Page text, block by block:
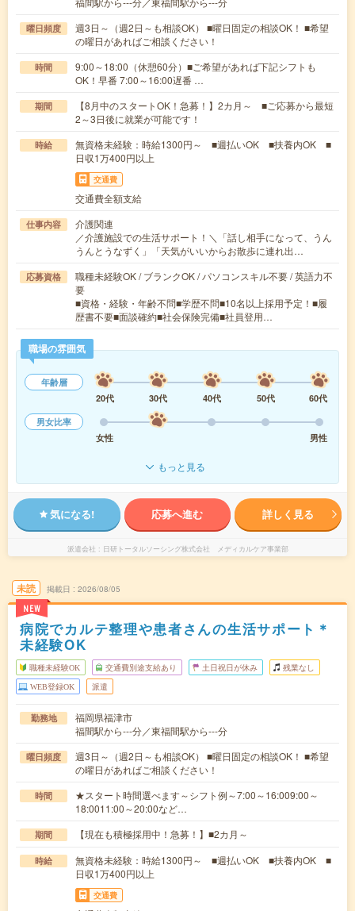
曜日頻度
週3日～（週2日～も相談OK） ■曜日固定の相談OK！ ■希望
の曜日があればご相談ください！
時間
9:00～18:00（休憩60分）■ご希望があれば下記シフトも
OK！早番 7:00～16:00遅番 …
期間
【8月中のスタートOK！急募！】2カ月～ ■ご応募から最短
2～3日後に就業が可能です！
時給
無資格未経験：時給1300円～ ■週払いOK ■扶養内OK ■
日収1万400円以上
交通費
交通費全額支給
仕事内容
介護関連
／介護施設での生活サポート！＼「話し相手になって、うん
うんとうなずく」「天気がいいからお散歩に連れ出…
応募資格
職種未経験OK / ブランクOK / パソコンスキル不要 / 英語力不
要
■資格・経験・年齢不問■学歴不問■10名以上採用予定！■履
歴書不要■面談確約■社会保険完備■社員登用…
職場の雰囲気
年齢層
20代
30代 40代 50代
60代
男女比率
女性
男性
もっと見る
気になる! 応募へ進む 詳しく見る
派遣会社 日研トータルソーシング株式会社 メディカルケア事業部
未読
NEW
掲載日 2026/08/05
病院でカルテ整理や患者さんの生活サポート＊
未経験OK
職種未経験OK 交通費別途支給あり 土日祝日が休み 残業なし
WEB登録OK 派遣
勤務地
福岡県福津市
福間駅から---分／東福間駅から---分
曜日頻度
週3日～（週2日～も相談OK） ■曜日固定の相談OK！ ■希望
の曜日があればご相談ください！
時間
★スタート時間選べます～シフト例～7:00～16:009:00～
18:0011:00～20:00など…
期間 【現在も積極採用中！急募！】■2カ月～
時給
無資格未経験：時給1300円～ ■週払いOK ■扶養内OK ■
日収1万400円以上
交通費